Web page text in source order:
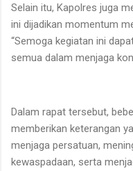
Selain itu, Kapolres juga
ini dijadikan momentum
“Semoga kegiatan ini
semua dalam menjaga
Dalam rapat tersebut,
memberikan keterangan
menjaga persatuan,
kewaspadaan, serta